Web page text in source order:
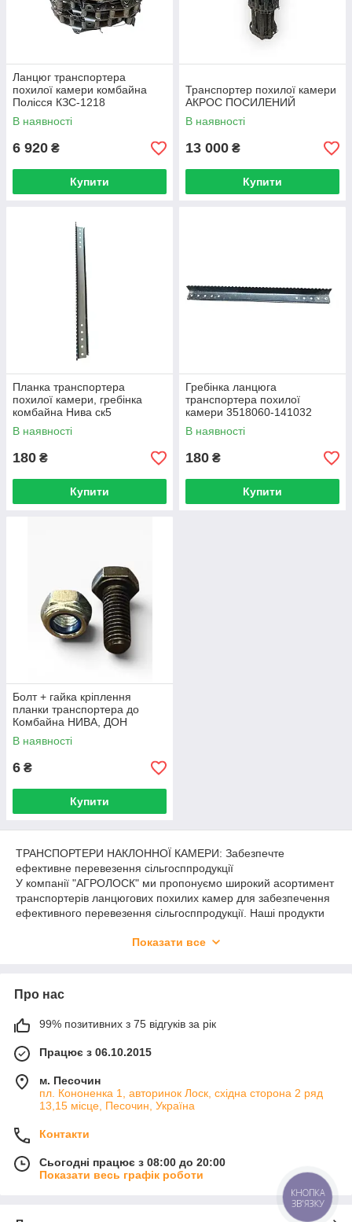
Ланцюг транспортера
похилої камери комбайна
Полісся КЗС-1218
В наявності
6 920 ₴
Купити
Транспортер похилої камери
АКРОС ПОСИЛЕНИЙ
В наявності
13 000 ₴
Купити
Планка транспортера
похилої камери, гребінка
комбайна Нива ск5
В наявності
180 ₴
Купити
Гребінка ланцюга
транспортера похилої
камери 3518060-141032
комбайна ДОН-1500
В наявності
180 ₴
Купити
Болт + гайка кріплення
планки транспортера до
Комбайна НИВА, ДОН
В наявності
6 ₴
Купити
ТРАНСПОРТЕРИ НАКЛОННОЇ КАМЕРИ: Забезпечте
ефективне перевезення сільгосппродукції
У компанії "АГРОЛОСК" ми пропонуємо широкий асортимент
транспортерів ланцюгових похилих камер для забезпечення
ефективного перевезення сільгосппродукції. Наші продукти
гарантуючи безпеку та ефективність роботи ваших
одному рішенні
сучасних систем перевезення сільгосппродукції. Ми
виробників. Ці транспортери поєднують у собі зручність
перевезення сільгосппродукції з мінімальними втратами.
Переваги наших транспортерів похилої камери:
міцних та довговічних матеріалів, що гарантує їхню
Зручність використання. Транспортери мають зручну
конструкцію, яка полегшує завантаження та розвантаження
сільгосппродукції, спрощує обслуговування та забезпечує
Показати все
Про нас
99% позитивних з 75 відгуків за рік
Працює з 06.10.2015
м. Песочин
пл. Кононенка 1, авторинок Лоск, східна сторона 2 ряд
13,15 місце, Песочин, Україна
Контакти
Сьогодні працює з 08:00 до 20:00
Показати весь графік роботи
КНОПКА
ЗВ'ЯЗКУ